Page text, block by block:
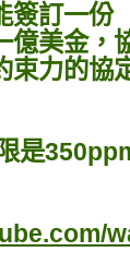
簽訂一份
億美金，
束力的協
是